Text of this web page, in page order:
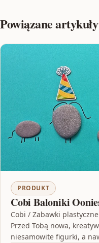
Powiązane artykuły
PRODUKT
Cobi Baloniki
Cobi / Zabawki
Przed Tobą nowa,
niesamowite figurki, a